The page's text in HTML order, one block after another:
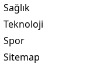
Sağlık
Teknoloji
Spor
Sitemap